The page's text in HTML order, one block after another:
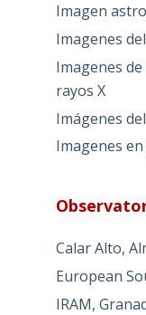
Imagen
Imagenes
Imagenes
rayos X
Imágenes
Imagenes en
Calar Alto,
European
IRAM,